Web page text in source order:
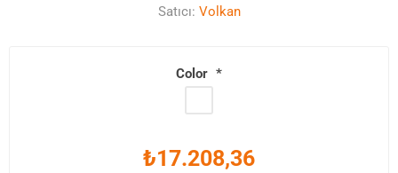
Satıcı: Volkan
Color *
₺17.208,36